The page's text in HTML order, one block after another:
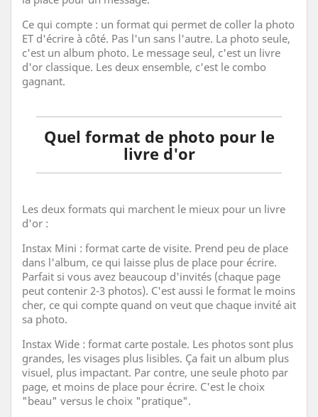
Ce qui compte : un format qui permet de coller la photo
ET d'écrire à côté. Pas l'un sans l'autre. La photo seule,
c'est un album photo. Le message seul, c'est un livre
d'or classique. Les deux ensemble, c'est le combo
gagnant.
Quel format de photo pour le
livre d'or
Les deux formats qui marchent le mieux pour un livre
d'or :
Instax Mini : format carte de visite. Prend peu de place
dans l'album, ce qui laisse plus de place pour écrire.
Parfait si vous avez beaucoup d'invités (chaque page
peut contenir 2-3 photos). C'est aussi le format le moins
cher, ce qui compte quand on veut que chaque invité ait
sa photo.
Instax Wide : format carte postale. Les photos sont plus
grandes, les visages plus lisibles. Ça fait un album plus
visuel, plus impactant. Par contre, une seule photo par
page, et moins de place pour écrire. C'est le choix
"beau" versus le choix "pratique".